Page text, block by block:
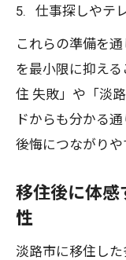
淡路島
移住先
法
淡路市
法
用術
仕事探しやテ
これらの準備を
を最小限に抑え
住 失敗」や「淡
ドからも分かる
後悔につながりや
移住後に体感
性
淡路市に移住し